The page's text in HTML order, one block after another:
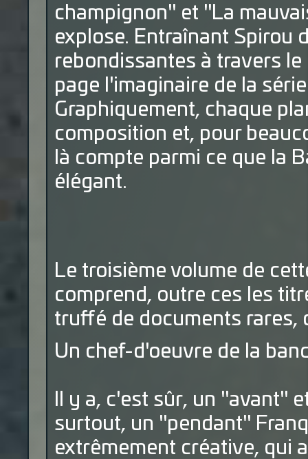
champignon" et "La
explose. Entraînant Spirou
rebondissantes à travers
page l'imaginaire de la
Graphiquement, chaque
composition et, pour
là compte parmi ce que la
élégant.
Le troisième volume de
comprend, outre ces les
truffé de documents rares,
Un chef-d'oeuvre de la
Il y a, c'est sûr, un "avant"
surtout, un "pendant"
extrêmement créative, qui